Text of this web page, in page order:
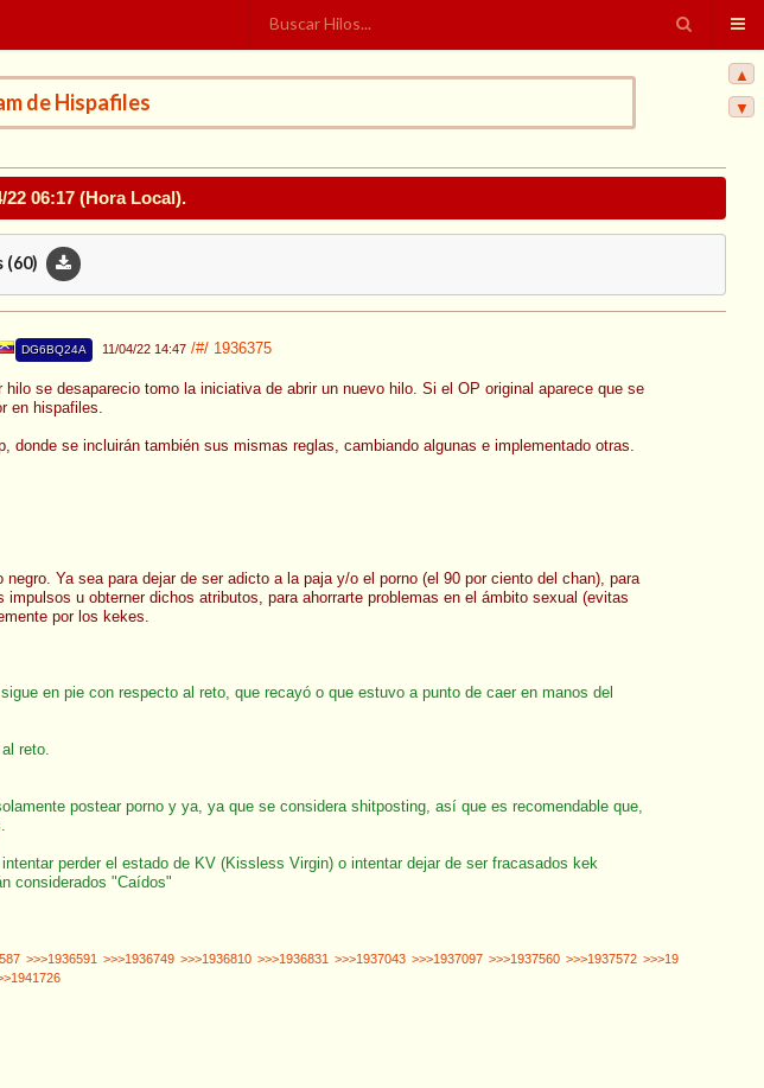
de Hispafiles
22 06:17 (Hora Local).
(60)
DG6BQ24A 11/04/22 14:47 /#/ 1936375
se desaparecio tomo la iniciativa de abrir un nuevo hilo. Si el OP original aparece que se
en hispafiles.
se incluirán también sus mismas reglas, cambiando algunas e implementado otras.
Ya sea para dejar de ser adicto a la paja y/o el porno (el 90 por ciento del chan), para
u obterner dichos atributos, para ahorrarte problemas en el ámbito sexual (evitas
por los kekes.
en pie con respecto al reto, que recayó o que estuvo a punto de caer en manos del
reto.
postear porno y ya, ya que se considera shitposting, así que es recomendable que,
perder el estado de KV (Kissless Virgin) o intentar dejar de ser fracasados kek
considerados "Caídos"
>>>1936591 >>>1936749 >>>1936810 >>>1936831 >>>1937043 >>>1937097 >>>1937560 >>>1937572 >>>19
▲
▼